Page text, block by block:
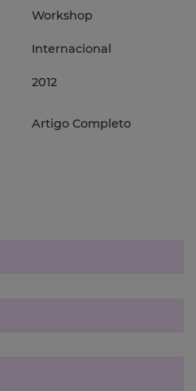
Workshop
Internacional
2012
Artigo Completo